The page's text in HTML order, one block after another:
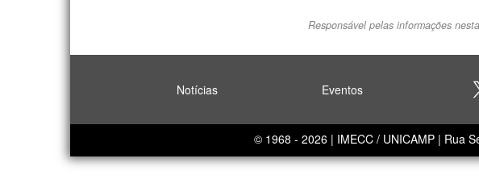
Responsável pelas informações
Notícias Eventos
© 1968 - 2026 | IMECC / UNICAMP | Rua